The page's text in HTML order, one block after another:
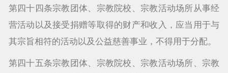
第四十四条宗教团体、宗教院校、宗教活动场所从事经
营活动以及接受捐赠等取得的财产和收入，应当用于与
其宗旨相符的活动以及公益慈善事业，不得用于分配。
第四十五条宗教团体、宗教院校、宗教活动场所、宗教